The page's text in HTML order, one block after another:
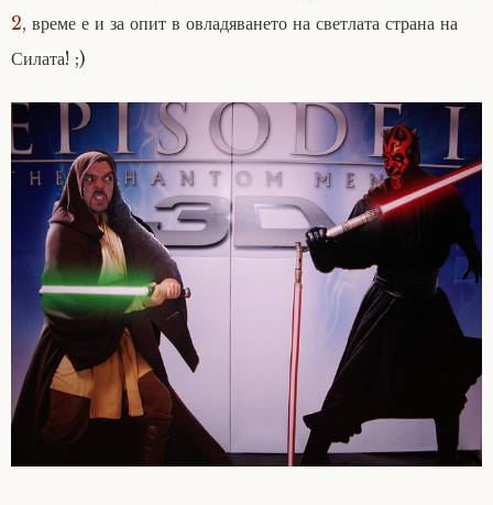
2, време е и за опит в овладяването на светлата страна на
Силата! ;)